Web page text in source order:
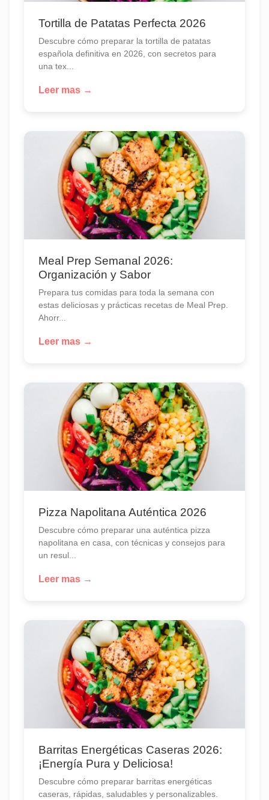
Tortilla de Patatas Perfecta 2026
Descubre cómo preparar la tortilla de patatas
española definitiva en 2026, con secretos para
una tex...
Leer mas →
Meal Prep Semanal 2026:
Organización y Sabor
Prepara tus comidas para toda la semana con
estas deliciosas y prácticas recetas de Meal Prep.
Ahorr...
Leer mas →
Pizza Napolitana Auténtica 2026
Descubre cómo preparar una auténtica pizza
napolitana en casa, con técnicas y consejos para
un resul...
Leer mas →
Barritas Energéticas Caseras 2026:
¡Energía Pura y Deliciosa!
Descubre cómo preparar barritas energéticas
caseras, rápidas, saludables y personalizables.